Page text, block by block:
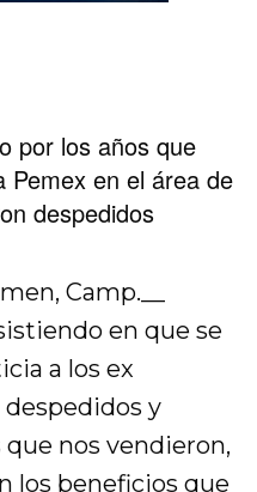
por los años que
Pemex en el área de
despedidos
Camp.__
en que se
a los ex
y
que nos vendieron,
los beneficios que